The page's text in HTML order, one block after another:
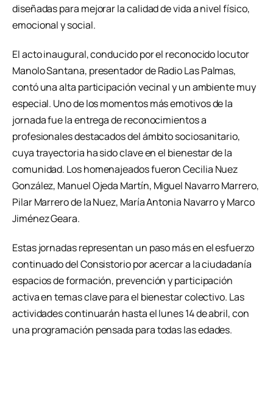
diseñadas para mejorar la calidad de vida a nivel físico,
emocional y social.
El acto inaugural, conducido por el reconocido locutor
Manolo Santana, presentador de Radio Las Palmas,
contó una alta participación vecinal y un ambiente muy
especial. Uno de los momentos más emotivos de la
jornada fue la entrega de reconocimientos a
profesionales destacados del ámbito sociosanitario,
cuya trayectoria ha sido clave en el bienestar de la
comunidad. Los homenajeados fueron Cecilia Nuez
González, Manuel Ojeda Martín, Miguel Navarro Marrero,
Pilar Marrero de la Nuez, María Antonia Navarro y Marco
Jiménez Geara.
Estas jornadas representan un paso más en el esfuerzo
continuado del Consistorio por acercar a la ciudadanía
espacios de formación, prevención y participación
activa en temas clave para el bienestar colectivo. Las
actividades continuarán hasta el lunes 14 de abril, con
una programación pensada para todas las edades.